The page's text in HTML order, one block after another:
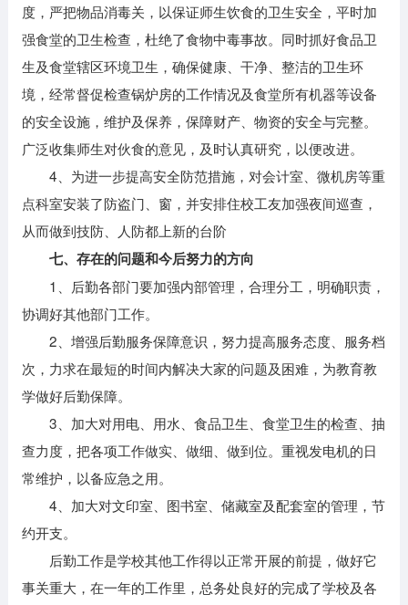
度，严把物品消毒关，以保证师生饮食的卫生安全，平时加
强食堂的卫生检查，杜绝了食物中毒事故。同时抓好食品卫
生及食堂辖区环境卫生，确保健康、干净、整洁的卫生环
境，经常督促检查锅炉房的工作情况及食堂所有机器等设备
的安全设施，维护及保养，保障财产、物资的安全与完整。
广泛收集师生对伙食的意见，及时认真研究，以便改进。
4、为进一步提高安全防范措施，对会计室、微机房等重
点科室安装了防盗门、窗，并安排住校工友加强夜间巡查，
从而做到技防、人防都上新的台阶
七、存在的问题和今后努力的方向
1、后勤各部门要加强内部管理，合理分工，明确职责，
协调好其他部门工作。
2、增强后勤服务保障意识，努力提高服务态度、服务档
次，力求在最短的时间内解决大家的问题及困难，为教育教
学做好后勤保障。
3、加大对用电、用水、食品卫生、食堂卫生的检查、抽
查力度，把各项工作做实、做细、做到位。重视发电机的日
常维护，以备应急之用。
4、加大对文印室、图书室、储藏室及配套室的管理，节
约开支。
后勤工作是学校其他工作得以正常开展的前提，做好它
事关重大，在一年的工作里，总务处良好的完成了学校及各